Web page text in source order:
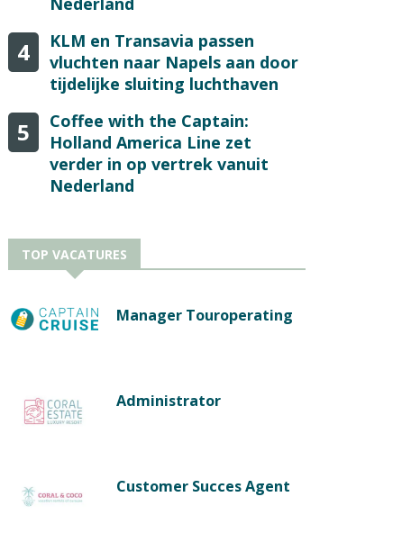
4
KLM en Transavia passen
vluchten naar Napels aan door
tijdelijke sluiting luchthaven
5
Coffee with the Captain:
Holland America Line zet
verder in op vertrek vanuit
Nederland
TOP VACATURES
Manager Touroperating
Administrator
Customer Succes Agent